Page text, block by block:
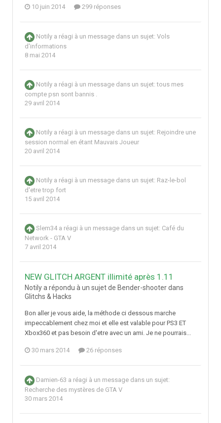
10 juin 2014 299 réponses
Notily a réagi à un message dans un sujet: Vols
d'informations
8 mai 2014
Notily a réagi à un message dans un sujet:tous mes
compte psn sont bannis .
29 avril 2014
Notily a réagi à un message dans un sujet: Rejoindre une
session normal en étant Mauvais Joueur
20 avril 2014
Notily a réagi à un message dans un sujet: Raz-le-bol
d'etre trop fort
15 avril 2014
Slem34a réagi à un message dans un sujet: Café du
Network - GTA V
7 avril 2014
NEW GLITCH ARGENT illimité après 1.11
Notily a répondu à un sujet de Bender-shooter dans
Glitchs & Hacks
Bon aller je vous aide, la méthode ci dessous marche
impeccablement chez moi et elle est valable pour PS3 ET
Xbox360 et pas besoin d'etre avec un ami. Je ne pourrais...
30 mars 2014 26 réponses
Damien-63 a réagi à un message dans un sujet:
Recherche des mystères de GTA V
30 mars 2014